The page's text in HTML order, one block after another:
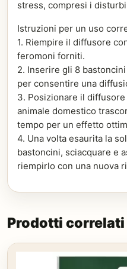
stress, compresi i
Istruzioni per un uso
1. Riempire il diffusore
feromoni forniti.
2. Inserire gli 8
per consentire una
3. Posizionare il diffusore
animale domestico
tempo per un effetto
4. Una volta esaurita la
bastoncini, sciacquare e
riempirlo con una nuova
Prodotti correlati